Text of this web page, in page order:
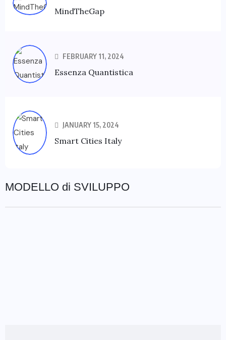
MindTheGap
FEBRUARY 11, 2024
Essenza Quantistica
JANUARY 15, 2024
Smart Cities Italy
MODELLO di SVILUPPO